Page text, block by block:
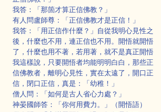
我答：「那箇才算正信佛教？」
有人問盧師尊：「正信佛教才是正信！」
我答：「用正信作什麼？」自從我明心見性之
後，什麼也不用，連正信也不用。開悟就開悟
了，什麼也用不著，若用著，就不是真正開悟
我這樣說，只要開悟者均能明明白白，那些正
信佛教者，離明心見性，實在太遠了，開口正
信，閉口正信，真是：「幼稚！」
僧人問：「如何是古人省心力處？」
神晏國師答：「你何用費力。」（開悟語）